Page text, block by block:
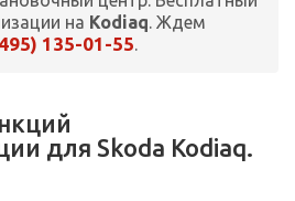
на Kodiaq. Ждем
135-01-55.
для Skoda Kodiaq.